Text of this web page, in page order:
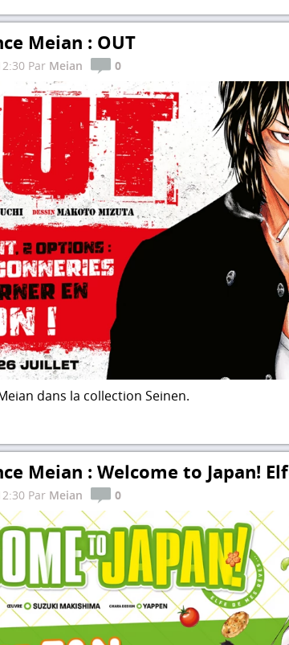
Meian : OUT
Par Meian 0
dans la collection Seinen.
Meian : Welcome to Japan!
Par Meian 0